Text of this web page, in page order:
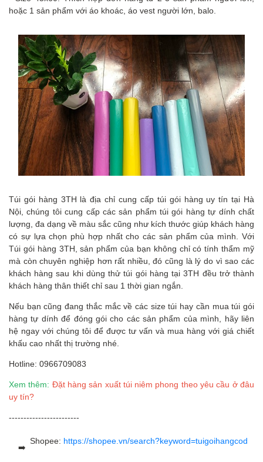
hoặc 1 sản phẩm với áo khoác, áo vest người lớn, balo.
Túi gói hàng 3TH là địa chỉ cung cấp túi gói hàng uy tín tại Hà
Nội, chúng tôi cung cấp các sản phẩm túi gói hàng tự dính chất
lượng, đa dạng về màu sắc cũng như kích thước giúp khách hàng
có sự lựa chọn phù hợp nhất cho các sản phẩm của mình. Với
Túi gói hàng 3TH, sản phẩm của bạn không chỉ có tính thẩm mỹ
mà còn chuyên nghiệp hơn rất nhiều, đó cũng là lý do vì sao các
khách hàng sau khi dùng thử túi gói hàng tại 3TH đều trở thành
khách hàng thân thiết chỉ sau 1 thời gian ngắn.
Nếu bạn cũng đang thắc mắc về các size túi hay cần mua túi gói
hàng tự dính để đóng gói cho các sản phẩm của mình, hãy liên
hệ ngay với chúng tôi để được tư vấn và mua hàng với giá chiết
khấu cao nhất thị trường nhé.
Hotline: 0966709083
Xem thêm: Đặt hàng sản xuất túi niêm phong theo yêu cầu ở đâu
uy tín?
------------------------
Shopee: https://shopee.vn/search?keyword=tuigoihangcod